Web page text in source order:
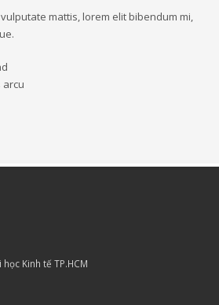
mattis, lorem elit bibendum mi,
arcu
Kinh tế TP.HCM